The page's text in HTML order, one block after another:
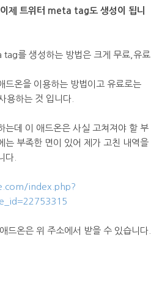
제 트위터 meta tag도 생성이 됩니
를 생성하는 방법은 크게 무료,유료
드온을 이용하는 방법이고 유료로는
용하는 것 입니다.
는데 이 애드온은 사실 고쳐져야 할 부
는 부족한 면이 있어 제가 고친 내역을
다.
index.php?
드온은 위 주소에서 받을 수 있습니다.